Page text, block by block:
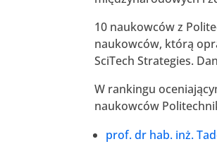
10 naukowców z
naukowców, którą
SciTech Strategies.
W rankingu
naukowców
prof. dr hab. inż.